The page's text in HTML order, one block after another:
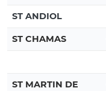
ST ANDIOL
ST CHAMAS
ST MARTIN DE